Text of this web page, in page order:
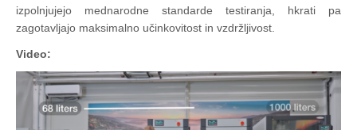
izpolnjujejo mednarodne standarde testiranja, hkrati pa
zagotavljajo maksimalno učinkovitost in vzdržljivost.
Video: